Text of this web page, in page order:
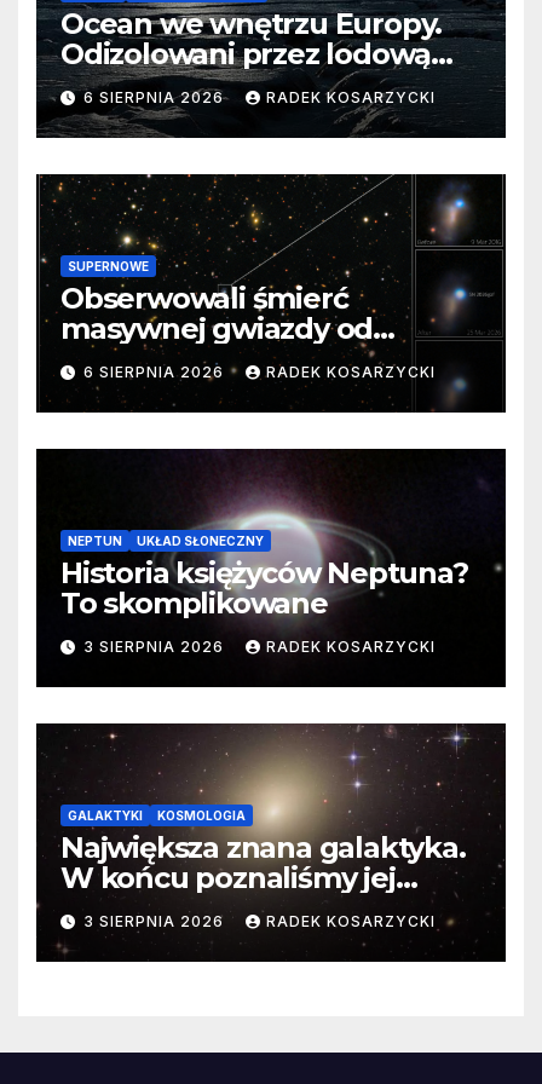
Ocean we wnętrzu Europy.
Odizolowani przez lodową
barierę
6 SIERPNIA 2026 RADEK KOSARZYCKI
SUPERNOWE
Obserwowali śmierć
masywnej gwiazdy od
samego początku. Niezwykle
cenne dane
6 SIERPNIA 2026 RADEK KOSARZYCKI
NEPTUN UKŁAD SŁONECZNY
Historia księżyców Neptuna?
To skomplikowane
3 SIERPNIA 2026 RADEK KOSARZYCKI
GALAKTYKI KOSMOLOGIA
Największa znana galaktyka.
W końcu poznaliśmy jej
faktyczne wymiary
3 SIERPNIA 2026 RADEK KOSARZYCKI